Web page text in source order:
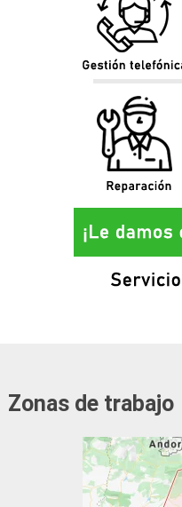
Zonas de trabajo